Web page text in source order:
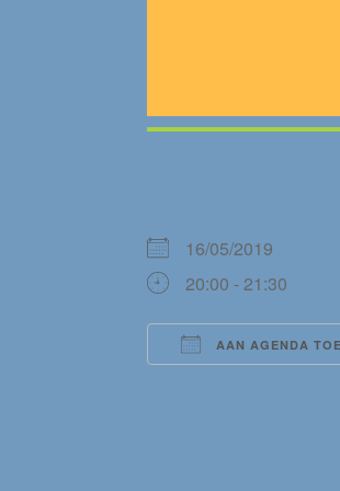
16/05/2019
20:00 - 21:30
AAN AGENDA